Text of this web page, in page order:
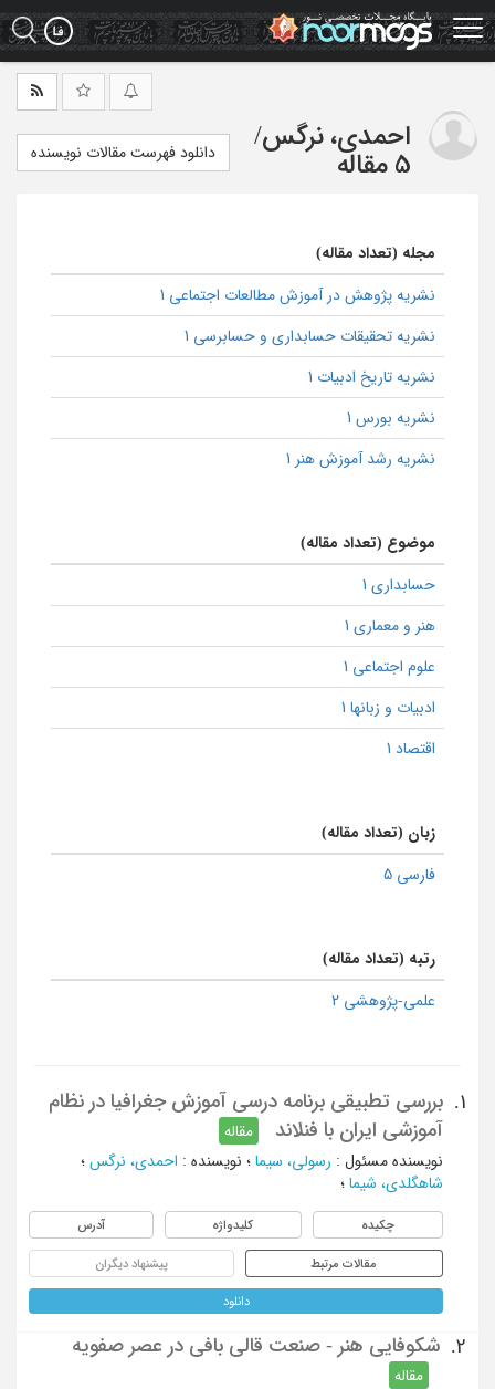
Skip
to
main
احمدی، نرگس/
5 مقاله
دانلود فهرست مقالات نویسنده
مجله (تعداد مقاله)
نشریه پژوهش در آموزش مطالعات اجتماعی 1
نشریه تحقیقات حسابداری و حسابرسی 1
نشریه تاریخ ادبیات 1
نشریه بورس 1
نشریه رشد آموزش هنر 1
موضوع (تعداد مقاله)
حسابداری 1
هنر و معماری 1
علوم اجتماعی 1
ادبیات و زبانها 1
اقتصاد 1
زبان (تعداد مقاله)
فارسی 5
رتبه (تعداد مقاله)
علمی-پژوهشی 2
1.
بررسی تطبیقی برنامه درسی آموزش جغرافیا در نظام
آموزشی ایران با فنلاند
مقاله
نویسنده مسئول : رسولی، سیما ؛ نویسنده : احمدی، نرگس ؛
شاهگلدی، شیما ؛
چکیده کلیدواژه آدرس
مقالات مرتبط پیشنهاد دیگران
دانلود
2. شکوفایی هنر - صنعت قالی بافی در عصر صفویه
مقاله